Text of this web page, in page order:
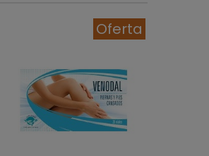
Oferta